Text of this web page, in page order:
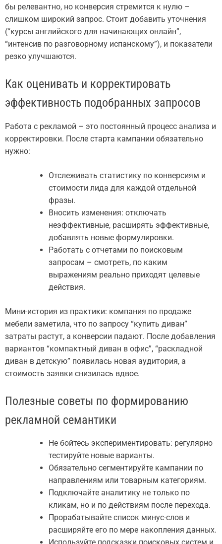
бы релевантно, но конверсия стремится к нулю –
слишком широкий запрос. Стоит добавить уточнения
(“курсы английского для начинающих онлайн”,
“интенсив по разговорному испанскому”), и показатели
резко улучшаются.
Как оценивать и корректировать
эффективность подобранных запросов
Работа с рекламой – это постоянный процесс анализа и
корректировки. После старта кампании обязательно
нужно:
Отслеживать статистику по конверсиям и
стоимости лида для каждой отдельной
фразы.
Вносить изменения: отключать
неэффективные, расширять эффективные,
добавлять новые формулировки.
Работать с отчетами по поисковым
запросам – смотреть, по каким
выражениям реально приходят целевые
действия.
Мини-история из практики: компания по продаже
мебели заметила, что по запросу “купить диван”
затраты растут, а конверсии падают. После добавления
вариантов “компактный диван в офис”, “раскладной
диван в детскую” появилась новая аудитория, а
стоимость заявки снизилась вдвое.
Полезные советы по формированию
рекламной семантики
Не бойтесь экспериментировать: регулярно
тестируйте новые варианты.
Обязательно сегментируйте кампании по
направлениям или товарным категориям.
Подключайте аналитику не только по
кликам, но и по действиям после перехода.
Прорабатывайте список минус-слов и
расширяйте его по мере накопления данных.